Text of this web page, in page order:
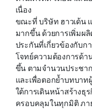
เนื่อง
ขณะที่ บริษัท ฮาวเด้น
มากขึ้น ด้วยการเพิ่มผ
ประกันที่เกี่ยวข้องกับก
โจทย์ความต้องการด้
ขึ้น ตามจำนวนประชา
และเพื่อตอกย้ำบทบาท
ใต้การเดินหน้าสร้างธุ
ครอบคลุมในทุกมิติ ภา